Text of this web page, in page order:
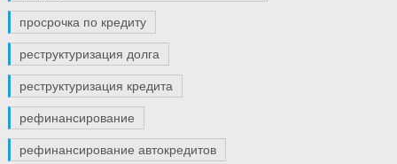
просрочка по кредиту
реструктуризация долга
реструктуризация кредита
рефинансирование
рефинансирование автокредитов